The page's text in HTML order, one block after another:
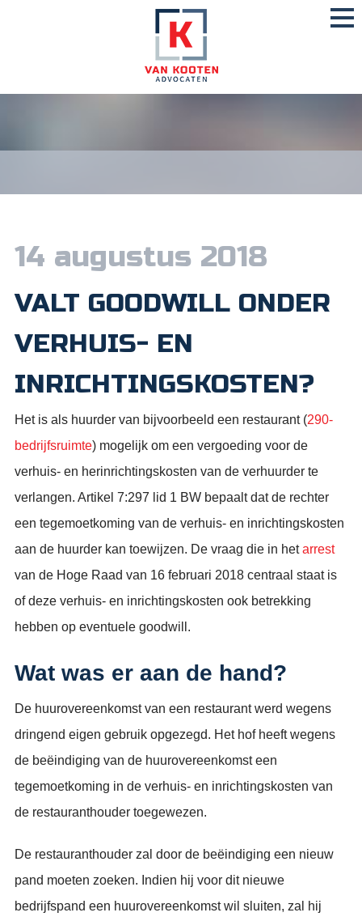
14 augustus 2018
VALT GOODWILL ONDER
VERHUIS- EN
INRICHTINGSKOSTEN?
Het is als huurder van bijvoorbeeld een restaurant (290-
bedrijfsruimte) mogelijk om een vergoeding voor de
verhuis- en herinrichtingskosten van de verhuurder te
verlangen. Artikel 7:297 lid 1 BW bepaalt dat de rechter
een tegemoetkoming van de verhuis- en inrichtingskosten
aan de huurder kan toewijzen. De vraag die in hetarrest
van de Hoge Raad van 16 februari 2018 centraal staat is
of deze verhuis- en inrichtingskosten ook betrekking
hebben op eventuele goodwill.
Wat was er aan de hand?
De huurovereenkomst van een restaurant werd wegens
dringend eigen gebruik opgezegd. Het hof heeft wegens
de beëindiging van de huurovereenkomst een
tegemoetkoming in de verhuis- en inrichtingskosten van
de restauranthouder toegewezen.
De restauranthouder zal door de beëindiging een nieuw
pand moeten zoeken. Indien hij voor dit nieuwe
bedrijfspand een huurovereenkomst wil sluiten, zal hij